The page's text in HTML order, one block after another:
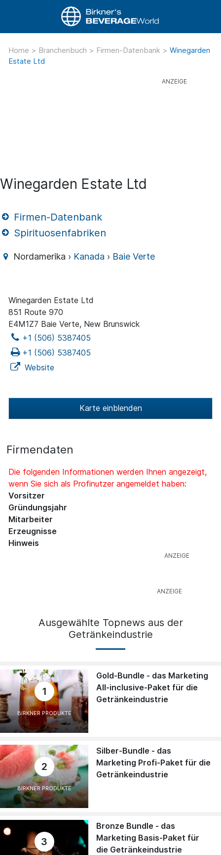
Home > Branchenbuch > Firmen-Datenbank > Winegarden
Estate Ltd
Winegarden Estate Ltd
Firmen-Datenbank
Spirituosenfabriken
Nordamerika › Kanada › Baie Verte
Winegarden Estate Ltd
851 Route 970
E4M1Z7 Baie Verte, New Brunswick
+1 (506) 5387405
+1 (506) 5387405
Website
Karte einblenden
Firmendaten
Die folgenden Informationen werden Ihnen angezeigt,
wenn Sie sich als Profinutzer angemeldet haben:
Vorsitzer
Gründungsjahr
Mitarbeiter
Erzeugnisse
Hinweis
Ausgewählte Topnews aus der
Getränkeindustrie
1
BIRKNER PRODUKTE
Gold-Bundle - das Marketing
All-inclusive-Paket für die
Getränkeindustrie
2
BIRKNER PRODUKTE
Silber-Bundle - das
Marketing Profi-Paket für die
Getränkeindustrie
3
Bronze Bundle - das
Marketing Basis-Paket für
die Getränkeindustrie